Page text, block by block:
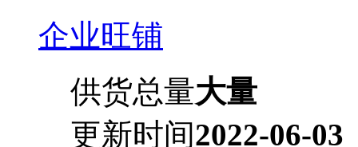
企业旺铺
供货总量大量
更新时间2022-06-03